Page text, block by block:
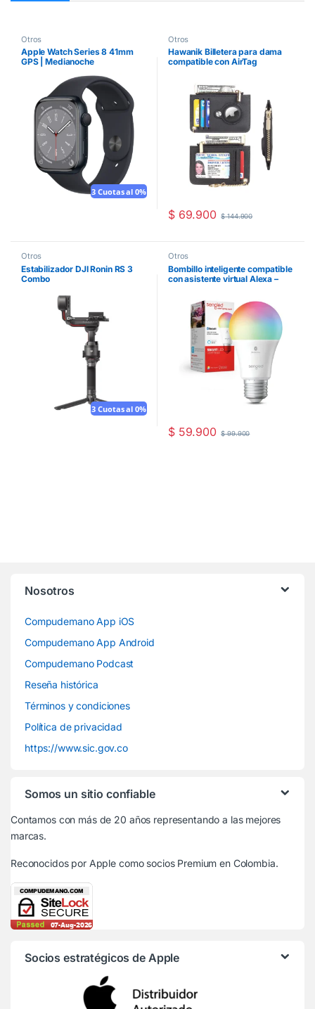
Otros
Apple Watch Series 8 41mm
GPS | Medianoche
3 Cuotas al 0%
Otros
Hawanik Billetera para dama
compatible con AirTag
$69.900 $144.900
Otros
Estabilizador DJI Ronin RS 3
Combo
3 Cuotas al 0%
Otros
Bombillo inteligente compatible
con asistente virtual Alexa –
$59.900 $99.900
Nosotros
Compudemano App iOS
Compudemano App Android
Compudemano Podcast
Reseña histórica
Términos y condiciones
Política de privacidad
https://www.sic.gov.co
Somos un sitio confiable
Contamos con más de 20 años representando a las mejores
marcas.
Reconocidos por Apple como socios Premium en Colombia.
Socios estratégicos de Apple